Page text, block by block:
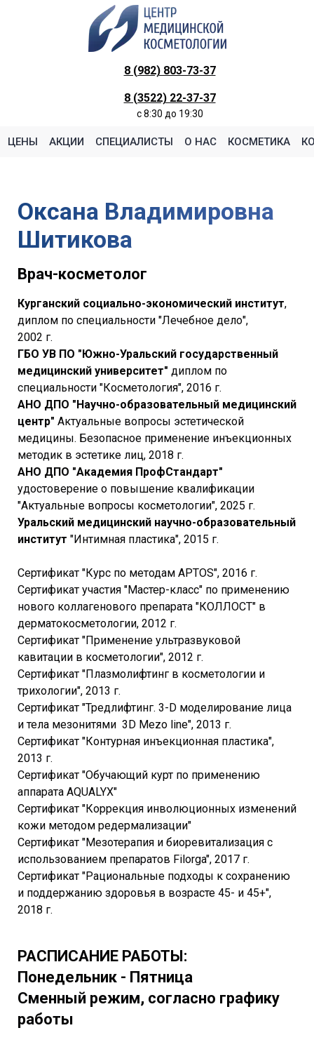
8 (982) 803-73-37
8 (3522) 22-37-37
c 8:30 до 19:30
ЦЕНЫ АКЦИИ СПЕЦИАЛИСТЫ О НАС КОСМЕТИКА
Оксана Владимировна
Шитикова
Врач-косметолог
Курганский социально-экономический институт,
диплом по специальности "Лечебное дело",
2002 г.
ГБО УВ ПО "Южно-Уральский государственный
медицинский университет" диплом по
специальности "Косметология", 2016 г.
АНО ДПО "Научно-образовательный медицинский
центр" Актуальные вопросы эстетической
медицины. Безопасное применение инъекционных
методик в эстетике лиц, 2018 г.
АНО ДПО "Академия ПрофСтандарт"
удостоверение о повышение квалификации
"Актуальные вопросы косметологии", 2025 г.
Уральский медицинский научно-образовательный
институт "Интимная пластика", 2015 г.
Сертификат "Курс по методам APTOS", 2016 г.
Сертификат участия "Мастер-класс" по применению
нового коллагенового препарата "КОЛЛОСТ" в
дерматокосметологии, 2012 г.
Сертификат "Применение ультразвуковой
кавитации в косметологии", 2012 г.
Сертификат "Плазмолифтинг в косметологии и
трихологии", 2013 г.
Сертификат "Тредлифтинг. 3-D моделирование лица
и тела мезонитями 3D Mezo line", 2013 г.
Сертификат "Контурная инъекционная пластика",
2013 г.
Сертификат "Обучающий курт по применению
аппарата AQUALYX"
Сертификат "Коррекция инволюционных изменений
кожи методом редермализации"
Сертификат "Мезотерапия и биоревитализация с
использованием препаратов Filorga", 2017 г.
Сертификат "Рациональные подходы к сохранению
и поддержанию здоровья в возрасте 45- и 45+",
2018 г.
РАСПИСАНИЕ РАБОТЫ:
Понедельник - Пятница
Сменный режим, согласно графику
работы